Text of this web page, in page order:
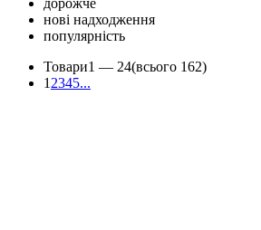
дорожче
нові надходження
популярність
Товари1 — 24(всього 162)
1 2345...